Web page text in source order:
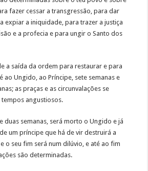
fazer cessar a transgressão, para dar
expiar a iniquidade, para trazer a justiça
e a profecia e para ungir o Santo dos
a saída da ordem para restaurar e para
ao Ungido, ao Príncipe, sete semanas e
as praças e as circunvalações se
angustiosos.
duas semanas, será morto o Ungido e já
um príncipe que há de vir destruirá a
o seu fim será num dilúvio, e até ao fim
são determinadas.